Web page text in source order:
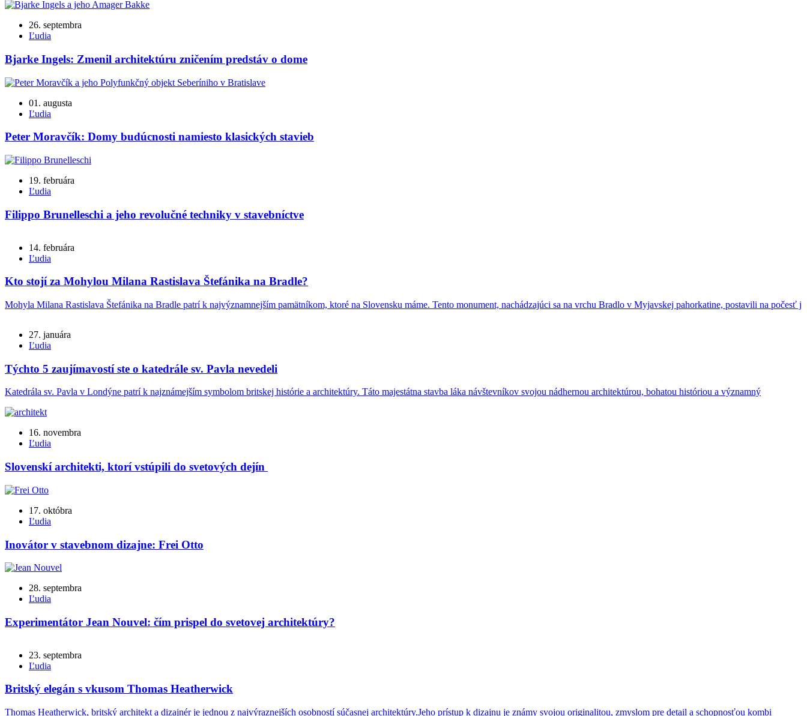
26. septembra
Ľudia
Bjarke Ingels: Zmenil architektúru zničením predstáv o dome
01. augusta
Ľudia
Peter Moravčík: Domy budúcnosti namiesto klasických stavieb
19. februára
Ľudia
Filippo Brunelleschi a jeho revolučné techniky v stavebníctve
14. februára
Ľudia
Kto stojí za Mohylou Milana Rastislava Štefánika na Bradle?
Mohyla Milana Rastislava Štefánika na Bradle patrí k najvýznamnejším pamätníkom, ktoré na Slovensku máme. Tento monument, nachádzajúci sa na vrchu Bradlo v Myjavskej pahorkatine, postavili na počesť j
27. januára
Ľudia
Týchto 5 zaujímavostí ste o katedrále sv. Pavla nevedeli
Katedrála sv. Pavla v Londýne patrí k najznámejším symbolom britskej histórie a architektúry. Táto majestátna stavba láka návštevníkov svojou nádhernou architektúrou, bohatou históriou a významný
16. novembra
Ľudia
Slovenskí architekti, ktorí vstúpili do svetových dejín
17. októbra
Ľudia
Inovátor v stavebnom dizajne: Frei Otto
28. septembra
Ľudia
Experimentátor Jean Nouvel: čím prispel do svetovej architektúry?
23. septembra
Ľudia
Britský elegán s vkusom Thomas Heatherwick
Thomas Heatherwick, britský architekt a dizajnér je jednou z najvýraznejších osobností súčasnej architektúry.Jeho prístup k dizajnu je známy svojou originalitou, zmyslom pre detail a schopnosťou kombi